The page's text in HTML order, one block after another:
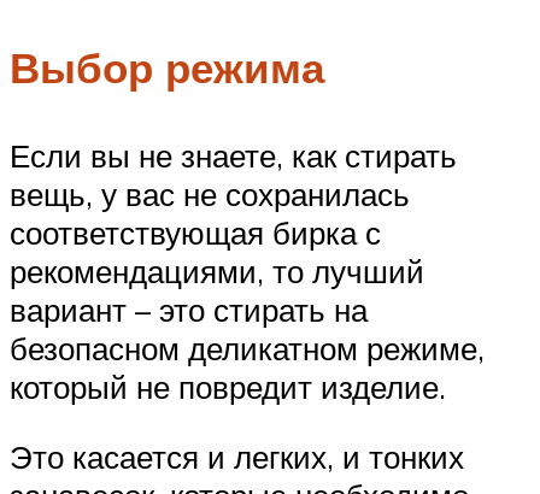
Выбор режима
Если вы не знаете, как стирать
вещь, у вас не сохранилась
соответствующая бирка с
рекомендациями, то лучший
вариант – это стирать на
безопасном деликатном режиме,
который не повредит изделие.
Это касается и легких, и тонких